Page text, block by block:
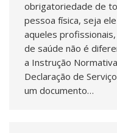
obrigatoriedade de
pessoa física, seja
aqueles
de saúde não é
a Instrução
Declaração de
um documento…